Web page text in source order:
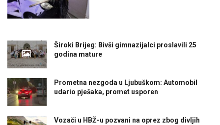
Široki Brijeg: Bivši gimnazijalci proslavili 25
godina mature
Prometna nezgoda u Ljubuškom: Automobil
udario pješaka, promet usporen
Vozači u HBŽ-u pozvani na oprez zbog divljih